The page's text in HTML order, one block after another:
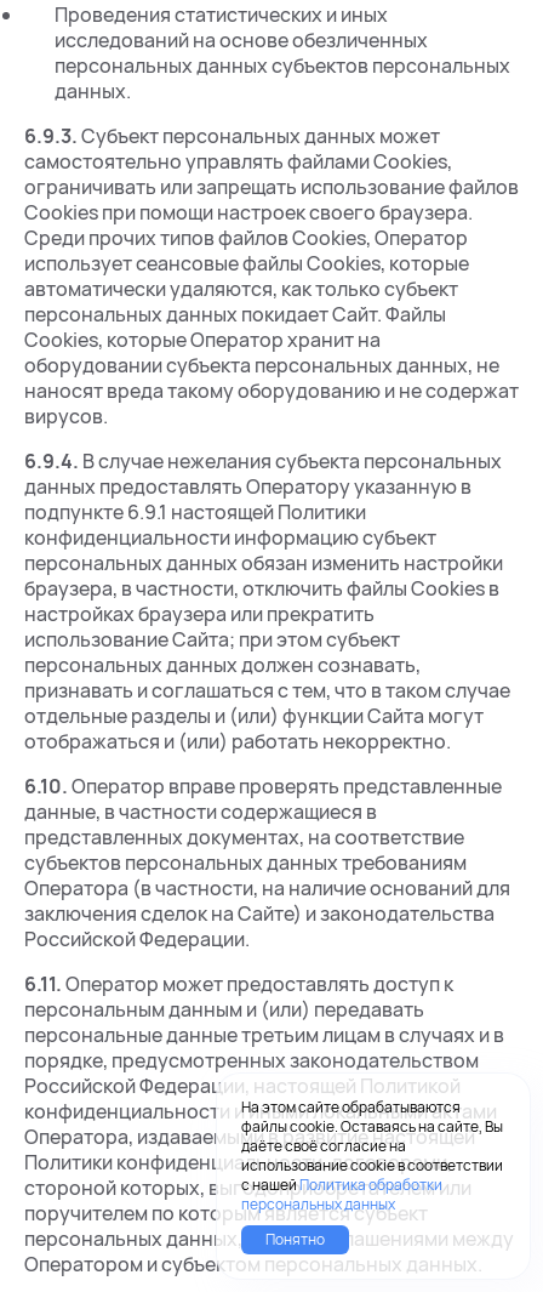
Проведения статистических и иных
исследований на основе обезличенных
персональных данных субъектов персональных
данных.
6.9.3.Субъект персональных данных может
самостоятельно управлять файлами Cookies,
ограничивать или запрещать использование файлов
Cookies при помощи настроек своего браузера.
Среди прочих типов файлов Cookies, Оператор
использует сеансовые файлы Cookies, которые
автоматически удаляются, как только субъект
персональных данных покидает Сайт. Файлы
Cookies, которые Оператор хранит на
оборудовании субъекта персональных данных, не
наносят вреда такому оборудованию и не содержат
вирусов.
6.9.4. В случае нежелания субъекта персональных
данных предоставлять Оператору указанную в
подпункте 6.9.1 настоящей Политики
конфиденциальности информацию субъект
персональных данных обязан изменить настройки
браузера, в частности, отключить файлы Сookies в
настройках браузера или прекратить
использование Сайта; при этом субъект
персональных данных должен сознавать,
признавать и соглашаться с тем, что в таком случае
отдельные разделы и (или) функции Сайта могут
отображаться и (или) работать некорректно.
6.10.Оператор вправе проверять представленные
данные, в частности содержащиеся в
представленных документах, на соответствие
субъектов персональных данных требованиям
Оператора (в частности, на наличие оснований для
заключения сделок на Сайте) и законодательства
Российской Федерации.
6.11.Оператор может предоставлять доступ к
персональным данным и (или) передавать
персональные данные третьим лицам в случаях и в
порядке, предусмотренных законодательством
Российской Федерации, настоящей Политикой
конфиденциальности и иными локальными актами
Оператора, издаваемыми в развитие настоящей
Политики конфиденциальности, договорами,
стороной которых, выгодоприобретателем или
поручителем по которым является субъект
персональных данных, иными соглашениями между
Оператором и субъектом персональных данных.
На этом сайте обрабатываются
файлы cookie. Оставаясь на сайте, Вы
даёте своё согласие на
использование cookie в соответствии
с нашейПолитика обработки
персональных данных
Понятно